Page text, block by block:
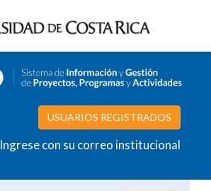
USUARIOS REGISTRADOS
Ingrese con su correo institucional